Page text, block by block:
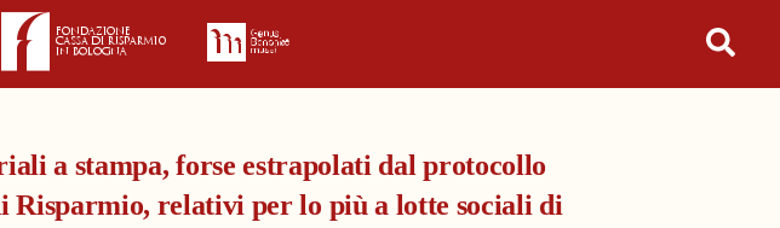
a stampa, forse estrapolati dal protocollo
Risparmio, relativi per lo più a lotte sociali di